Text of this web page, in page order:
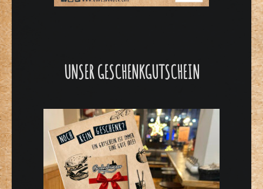
UNSER GESCHENKGUTSCHEIN